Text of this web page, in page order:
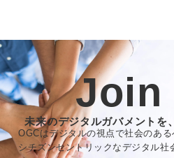
Join
未来のデジタルガバメントを
OGCはデジタルの視点で社会のある
シチズンセントリックなデジタル社